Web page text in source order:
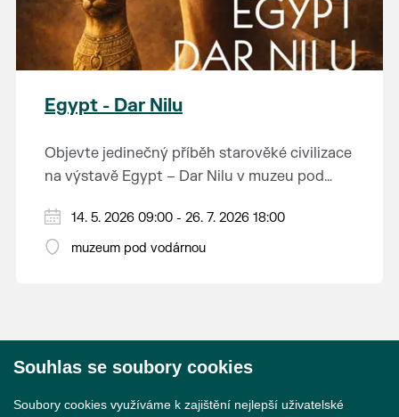
Egypt - Dar Nilu
Objevte jedinečný příběh starověké civilizace
na výstavě Egypt – Dar Nilu v muzeu pod
Výstava představuje umění starého Egypta,
autentickou hrobku se sarkofágem i
na tuto fascinující epochu.
2026 v muzeu pod vodárnou.
14. 5. 2026 09:00 - 26. 7. 2026 18:00
muzeum pod vodárnou
Souhlas se soubory cookies
Soubory cookies využíváme k zajištění nejlepší uživatelské